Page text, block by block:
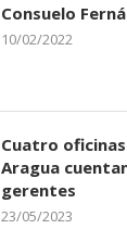
Consuelo
10/02/2022
Cuatro oficinas
Aragua
gerentes
23/05/2023